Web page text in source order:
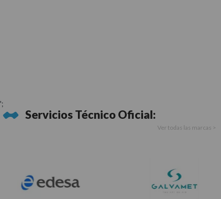
';
Servicios Técnico Oficial:
Ver todas las marcas >